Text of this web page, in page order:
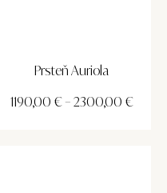
Prsteň Auriola
1190,00 € – 2300,00 €